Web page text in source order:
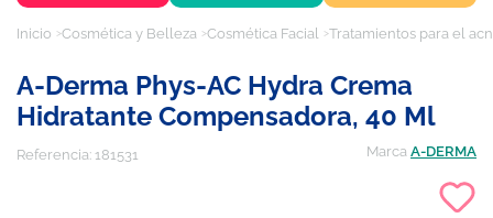
Inicio Cosmética y Belleza Cosmética Facial Tratamientos para el
A-Derma Phys-AC Hydra Crema
Hidratante Compensadora, 40 Ml
Referencia: 181531 Marca A-DERMA